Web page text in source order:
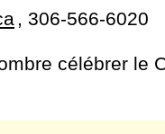
, 306-566-6020
célébrer le